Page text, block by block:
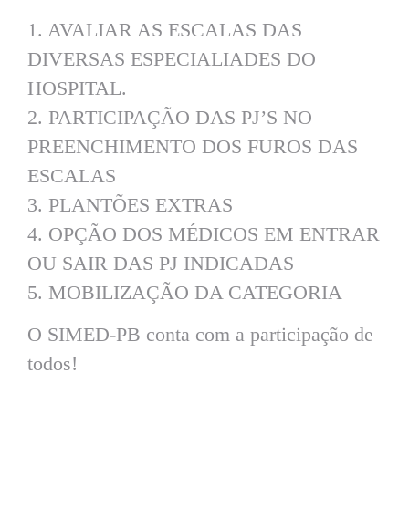
1. AVALIAR AS ESCALAS DAS
DIVERSAS ESPECIALIADES DO
HOSPITAL.
2. PARTICIPAÇÃO DAS PJ’S NO
PREENCHIMENTO DOS FUROS DAS
ESCALAS
3. PLANTÕES EXTRAS
4. OPÇÃO DOS MÉDICOS EM ENTRAR
OU SAIR DAS PJ INDICADAS
5. MOBILIZAÇÃO DA CATEGORIA
O SIMED-PB conta com a participação de
todos!